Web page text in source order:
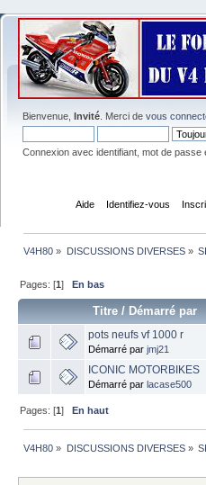
Bienvenue, Invité . Merci de vous
Connexion avec identifiant, mot de passe
Aide Identifiez-vous
V4H80 » DISCUSSIONS DIVERSES»
Pages: [1]En bas
Titre /Démarré par
pots neufs vf 1000 r
Démarré par jmj21
ICONIC MOTORBIKES
Démarré par lacase500
Pages: [1]En haut
V4H80 » DISCUSSIONS DIVERSES»